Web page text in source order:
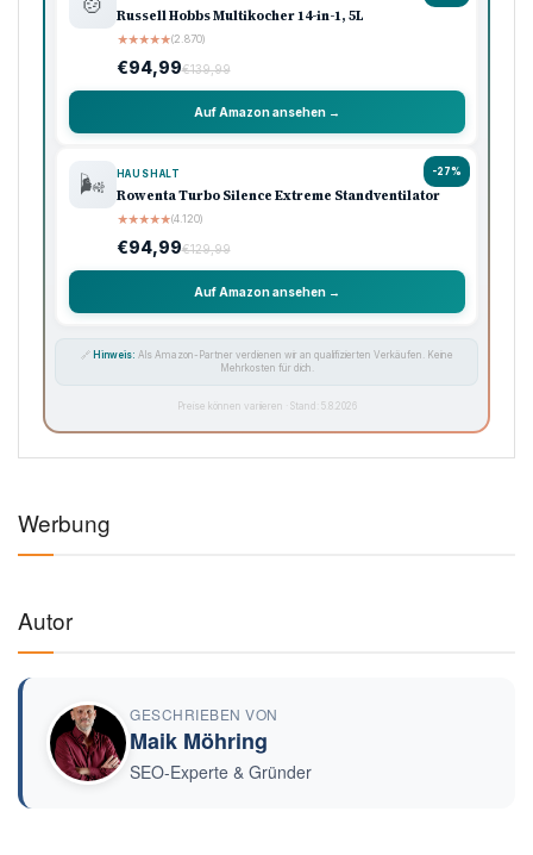
Russell Hobbs Multikocher 14-in-1, 5L
★★★★★(2.870)
€94,99€139,99
Auf Amazon ansehen →
-27%
🌬️ HAUSHALT
Rowenta Turbo Silence Extreme Standventilator
★★★★★(4.120)
€94,99€129,99
Auf Amazon ansehen →
🔗 Hinweis: Als Amazon-Partner verdienen wir an qualifizierten Verkäufen. Keine
Mehrkosten für dich.
Preise können variieren · Stand: 5.8.2026
Werbung
Autor
GESCHRIEBEN VON
Maik Möhring
SEO-Experte & Gründer